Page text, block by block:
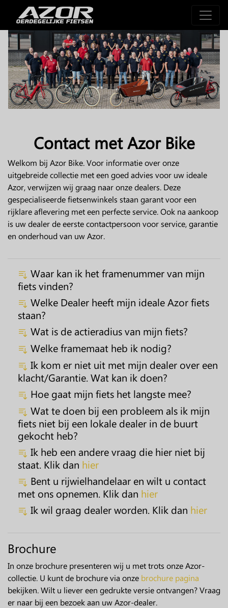
Contact met Azor Bike
Welkom bij Azor Bike. Voor informatie over onze
uitgebreide collectie met een goed advies voor uw ideale
Azor, verwijzen wij graag naar onze dealers. Deze
gespecialiseerde fietsenwinkels staan garant voor een
rijklare aflevering met een perfecte service. Ook na aankoop
is uw dealer de eerste contactpersoon voor service, garantie
en onderhoud van uw Azor.
Waar kan ik het framenummer van mijn
fiets vinden?
Welke Dealer heeft mijn ideale Azor fiets
staan?
Wat is de actieradius van mijn fiets?
Welke framemaat heb ik nodig?
Ik kom er niet uit met mijn dealer over een
klacht/Garantie. Wat kan ik doen?
Hoe gaat mijn fiets het langste mee?
Wat te doen bij een probleem als ik mijn
fiets niet bij een lokale dealer in de buurt
gekocht heb?
Ik heb een andere vraag die hier niet bij
staat. Klik dan hier
Bent u rijwielhandelaar en wilt u contact
met ons opnemen. Klik dan hier
Ik wil graag dealer worden. Klik dan hier
Brochure
In onze brochure presenteren wij u met trots onze Azor-
collectie. U kunt de brochure via onze brochure pagina
bekijken. Wilt u liever een gedrukte versie ontvangen? Vraag
er naar bij een bezoek aan uw Azor-dealer.